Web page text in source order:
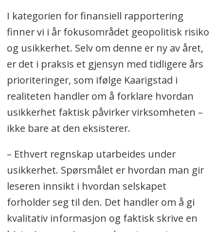
I kategorien for finansiell rapportering
finner vi i år fokusområdet geopolitisk risiko
og usikkerhet. Selv om denne er ny av året,
er det i praksis et gjensyn med tidligere års
prioriteringer, som ifølge Kaarigstad i
realiteten handler om å forklare hvordan
usikkerhet faktisk påvirker virksomheten –
ikke bare at den eksisterer.
– Ethvert regnskap utarbeides under
usikkerhet. Spørsmålet er hvordan man gir
leseren innsikt i hvordan selskapet
forholder seg til den. Det handler om å gi
kvalitativ informasjon og faktisk skrive en